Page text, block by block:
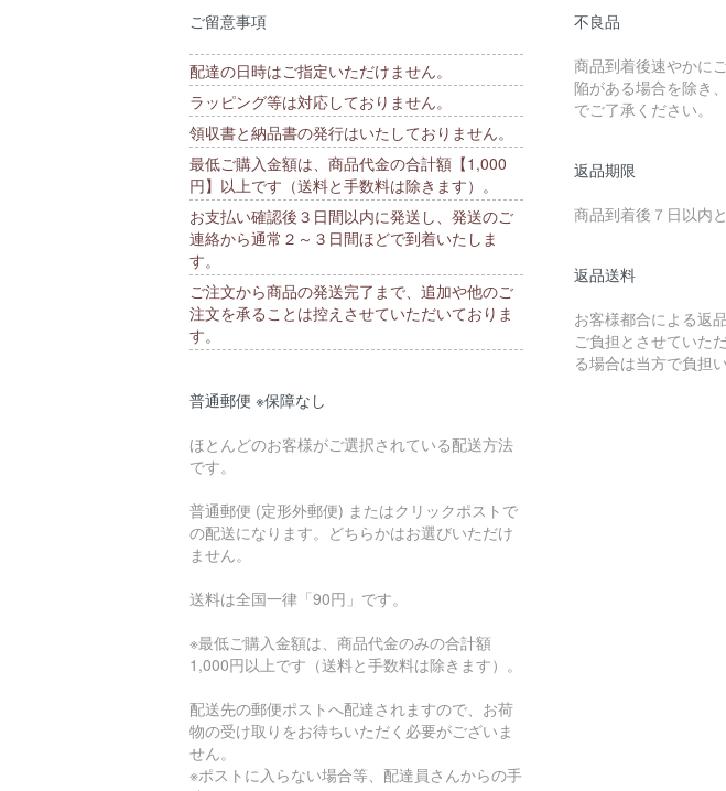
ご留意事項
配達の日時はご指定いただけません。
ラッピング等は対応しておりません。
領収書と納品書の発行はいたしておりません。
最低ご購入金額は、商品代金の合計額【1,000
円】以上です（送料と手数料は除きます）。
お支払い確認後３日間以内に発送し、発送のご
連絡から通常２～３日間ほどで到着いたしま
す。
ご注文から商品の発送完了まで、追加や他のご
注文を承ることは控えさせていただいておりま
す。
普通郵便 ※保障なし
ほとんどのお客様がご選択されている配送方法
です。
普通郵便 (定形外郵便) またはクリックポストで
の配送になります。どちらかはお選びいただけ
ません。
送料は全国一律「90円」です。
※最低ご購入金額は、商品代金のみの合計額
1,000円以上です（送料と手数料は除きます）。
配送先の郵便ポストへ配達されますので、お荷
物の受け取りをお待ちいただく必要がございま
せん。
※ポストに入らない場合等、配達員さんからの手
不良品
商品到着後速やかに
陥がある場合を除き
でご了承ください。
返品期限
商品到着後７日以内
返品送料
お客様都合による返
ご負担とさせていた
る場合は当方で負担